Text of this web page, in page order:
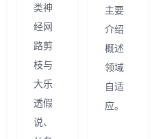
类神
经网
路剪
枝与
大乐
透假
说、
主要
介绍
概述
领域
自适
应。